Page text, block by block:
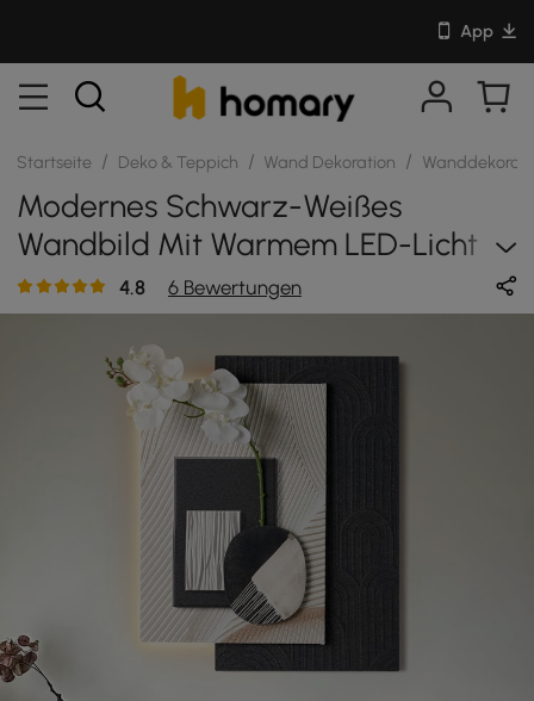
App
Startseite / Deko & Teppich / Wand Dekoration /
Modernes Schwarz-Weißes
Wandbild Mit Warmem LED-Licht
Und Künstlicher Orchidee — 600
Mm X 490 Mm
4.8 6 Bewertungen